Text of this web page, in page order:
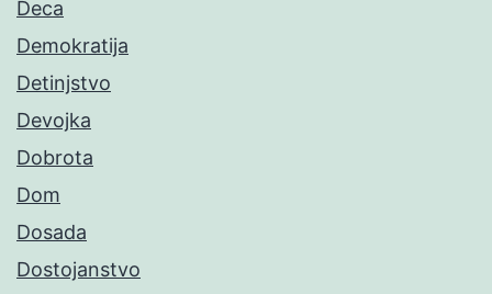
Deca
Demokratija
Detinjstvo
Devojka
Dobrota
Dom
Dosada
Dostojanstvo